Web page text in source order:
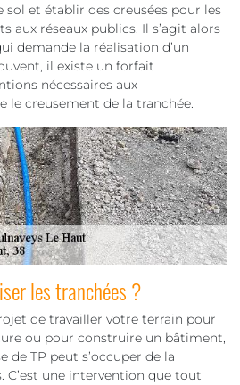
et établir des creusées pour les
aux réseaux publics. Il s’agit alors
demande la réalisation d’un
il existe un forfait
nécessaires aux
le creusement de la tranchée.
les tranchées ?
de travailler votre terrain pour
ou pour construire un bâtiment,
de TP peut s’occuper de la
C’est une intervention que tout